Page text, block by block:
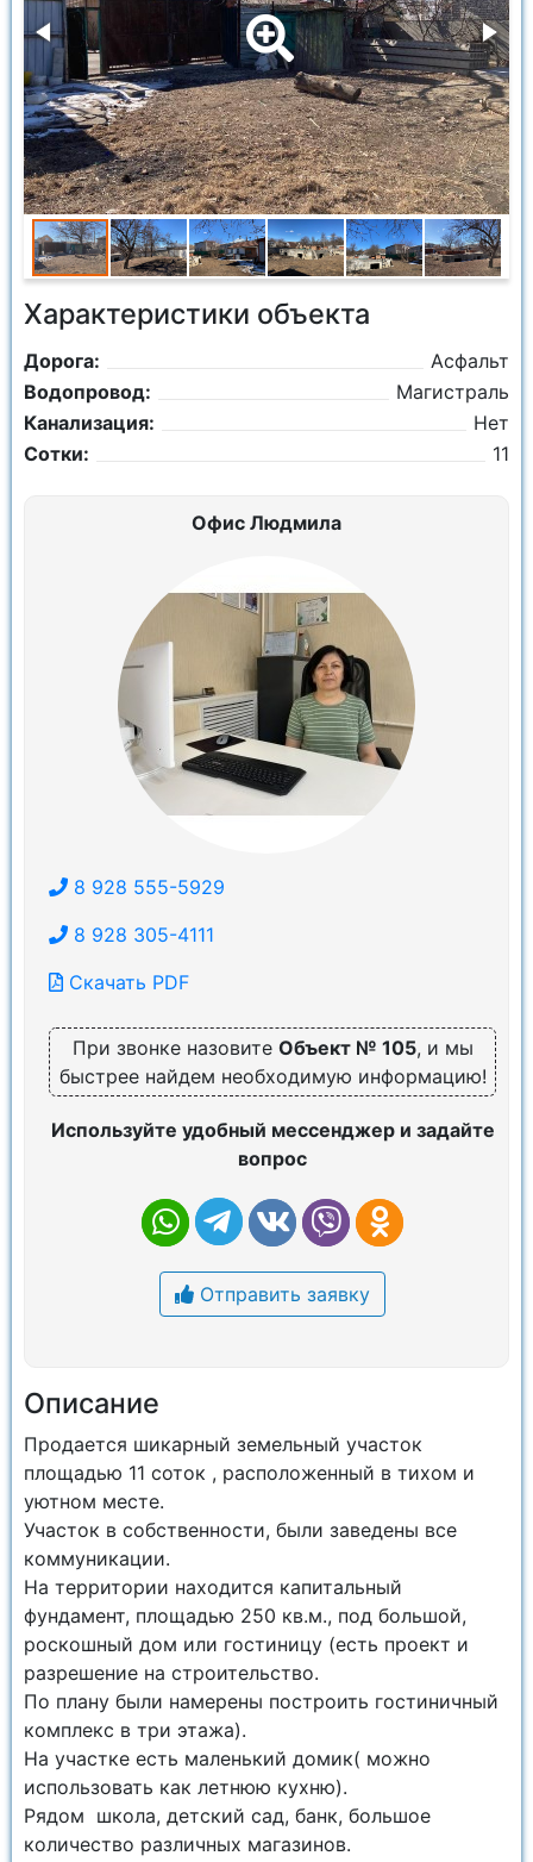
Характеристики объекта
Дорога:
Асфальт
Водопровод:
Магистраль
Канализация:
Нет
Сотки:
11
Офис Людмила
8 928 555-5929
8 928 305-4111
Скачать PDF
При звонке назовите Объект № 105, и мы
быстрее найдем необходимую информацию!
Используйте удобный мессенджер и задайте
вопрос
Отправить заявку
Описание
Продается шикарный земельный участок
площадью 11 соток , расположенный в тихом и
уютном месте.
Участок в собственности, были заведены все
коммуникации.
На территории находится капитальный
фундамент, площадью 250 кв.м., под большой,
роскошный дом или гостиницу (есть проект и
разрешение на строительство.
По плану были намерены построить гостиничный
комплекс в три этажа).
На участке есть маленький домик( можно
использовать как летнюю кухню).
Рядом школа, детский сад, банк, большое
количество различных магазинов.